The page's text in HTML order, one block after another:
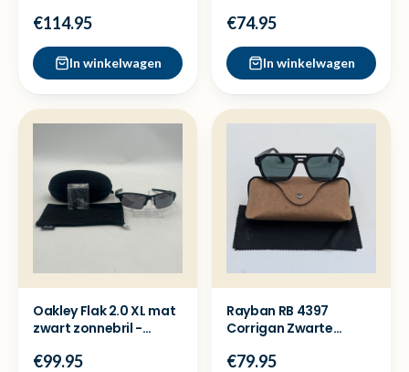
€114.95
In winkelwagen
€74.95
In winkelwagen
Oakley Flak 2.0 XL mat
zwart zonnebril -
€99.95
Rayban RB 4397
Corrigan Zwarte
€79.95